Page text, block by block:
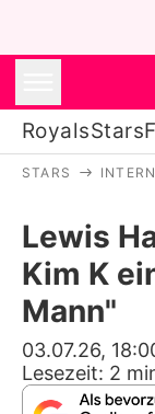
RoyalsStars
STARS
Lewis
Kim K
Mann"
03.07.26,
Lesezeit: 2